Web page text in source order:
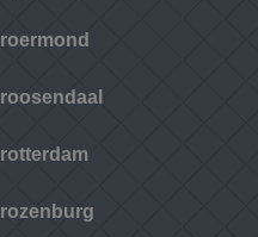
roermond
roosendaal
rotterdam
rozenburg